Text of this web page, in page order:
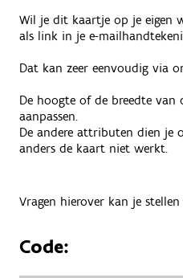
Wil je dit kaartje op je eigen
als link in je e-
Dat kan zeer eenvoudig via
De hoogte of de breedte van
aanpassen.
De andere attributen dien je
anders de kaart niet werkt.
Vragen hierover kan je
Code: